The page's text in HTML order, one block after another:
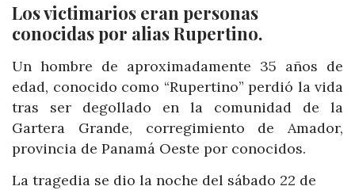
Los victimarios eran personas
conocidas por alias Rupertino.
Un hombre de aproximadamente 35 años de
edad, conocido como “Rupertino” perdió la vida
tras ser degollado en la comunidad de la
Gartera Grande, corregimiento de Amador,
provincia de Panamá Oeste por conocidos.
La tragedia se dio la noche del sábado 22 de